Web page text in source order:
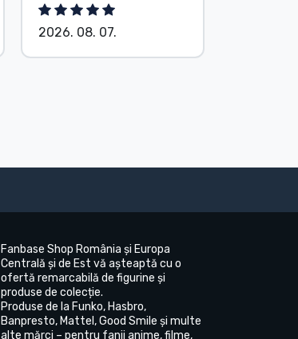
2026. 08. 07.
Fanbase Shop România și Europa
Centrală și de Est vă așteaptă cu o
ofertă remarcabilă de figurine și
produse de colecție.
Produse de la Funko, Hasbro,
Banpresto, Mattel, Good Smile și multe
alte mărci – pentru fanii anime, filme,